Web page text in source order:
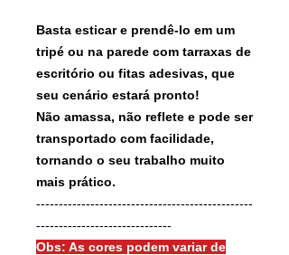
Basta esticar e prendê-lo em um
tripé ou na parede com tarraxas de
escritório ou fitas adesivas, que
seu cenário estará pronto!
Não amassa, não reflete e pode ser
transportado com facilidade,
tornando o seu trabalho muito
mais prático.
------------------------------------------------
------------------------------
Obs: As cores podem variar de